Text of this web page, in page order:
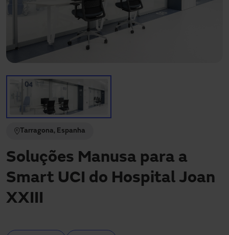
+351 214 787 270
Precisa de assistência?
Downloads
A minha área
Tarragona, Espanha
Soluções Manusa para a
Smart UCI do Hospital Joan
XXIII